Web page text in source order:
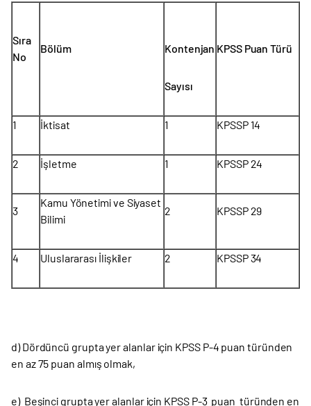
Sıra
No
Bölüm Kontenjan
Sayısı
KPSS Puan Türü
1 İktisat 1 KPSSP 14
2 İşletme 1 KPSSP 24
3
Kamu Yönetimi ve Siyaset
Bilimi
2 KPSSP 29
4 Uluslararası İlişkiler 2 KPSSP 34
d) Dördüncü grupta yer alanlar için KPSS P-4 puan türünden
en az 75 puan almış olmak,
e) Beşinci grupta yer alanlar için KPSS P-3 puan türünden en